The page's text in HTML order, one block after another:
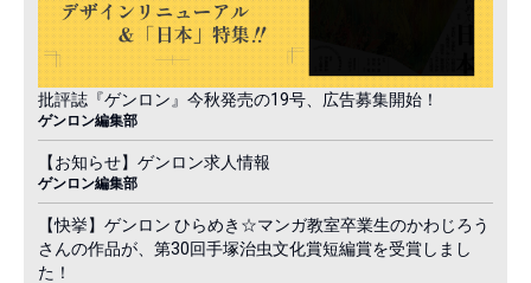
批評誌『ゲンロン』今秋発売の19号、広告募集開始！
ゲンロン編集部
【お知らせ】ゲンロン求人情報
ゲンロン編集部
【快挙】ゲンロン ひらめき☆マンガ教室卒業生のかわじろう
さんの作品が、第30回手塚治虫文化賞短編賞を受賞しまし
た！